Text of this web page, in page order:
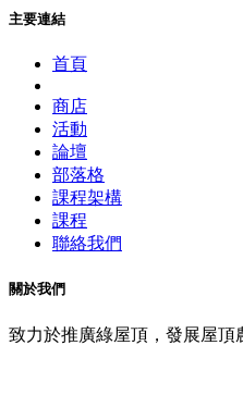
主要連結
首頁
商店
活動
論壇
部落格
課程架構
課程
聯絡我們
關於我們
致力於推廣綠屋頂，發展屋頂